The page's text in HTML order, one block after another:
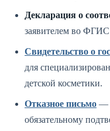
Декларация о
заявителем во ФГИС
Свидетельство о
для
детской косметики.
Отказное письмо —
обязательному